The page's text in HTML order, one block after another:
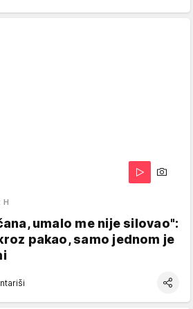
H
umalo me nije silovao":
pakao, samo jednom je